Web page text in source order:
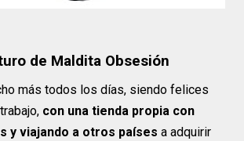
de Maldita Obsesión
más todos los días, siendo felices
con una tienda propia con
y viajando a otros países a adquirir